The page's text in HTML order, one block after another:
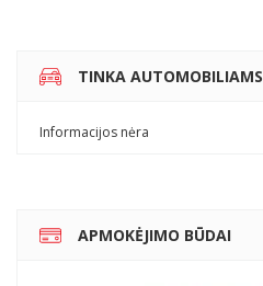
TINKA AUTOMOBILIAMS
Informacijos nėra
APMOKĖJIMO BŪDAI